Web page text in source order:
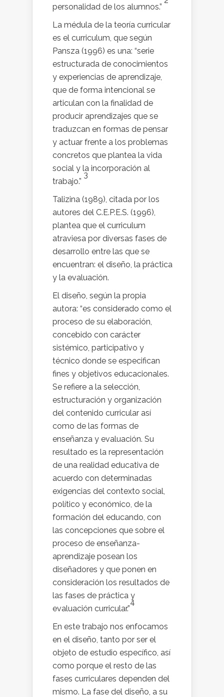
personalidad de los alumnos.”
La médula de la teoría curricular
es el curriculum, que según
Pansza (1996) es una: “serie
estructurada de conocimientos
y experiencias de aprendizaje,
que de forma intencional se
articulan con la finalidad de
producir aprendizajes que se
traduzcan en formas de pensar
y actuar frente a los problemas
concretos que plantea la vida
social y la incorporación al
trabajo.”
3
Talizina (1989), citada por los
autores del C.E.P.E.S. (1996),
plantea que el curriculum
atraviesa por diversas fases de
desarrollo entre las que se
encuentran: el diseño, la práctica
y la evaluación.
El diseño, según la propia
autora: “es considerado como el
proceso de su elaboración,
concebido con carácter
sistémico, participativo y
técnico donde se especifican
fines y objetivos educacionales.
Se refiere a la selección,
estructuración y organización
del contenido curricular así
como de las formas de
enseñanza y evaluación. Su
resultado es la representación
de una realidad educativa de
acuerdo con determinadas
exigencias del contexto social,
político y económico, de la
formación del educando, con
las concepciones que sobre el
proceso de enseñanza-
aprendizaje posean los
diseñadores y que ponen en
consideración los resultados de
las fases de práctica y
evaluación curricular.”
4
En este trabajo nos enfocamos
en el diseño, tanto por ser el
objeto de estudio específico, así
como porque el resto de las
fases curriculares dependen del
mismo. La fase del diseño, a su